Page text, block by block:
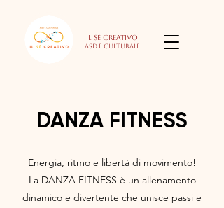
Il Sè Creativo
Asd e culturale
DANZA FITNESS
Energia, ritmo e libertà di movimento!
La DANZA FITNESS è un allenamento
dinamico e divertente che unisce passi e